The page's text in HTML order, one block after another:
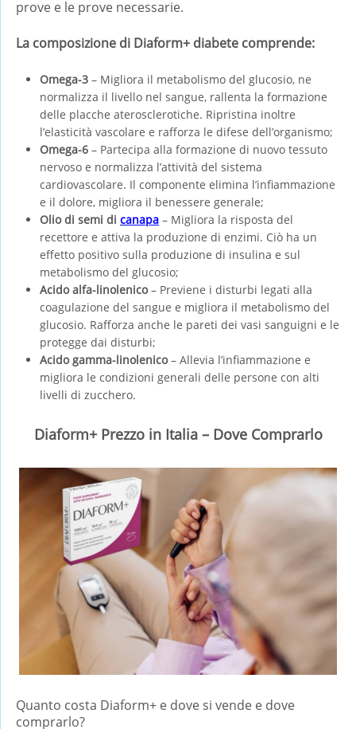
prove e le prove necessarie.
La composizione di Diaform+ diabete comprende:
Omega-3 – Migliora il metabolismo del glucosio, ne
normalizza il livello nel sangue, rallenta la formazione
delle placche aterosclerotiche. Ripristina inoltre
l’elasticità vascolare e rafforza le difese dell’organismo;
Omega-6 – Partecipa alla formazione di nuovo tessuto
nervoso e normalizza l’attività del sistema
cardiovascolare. Il componente elimina l’infiammazione
e il dolore, migliora il benessere generale;
Olio di semi di canapa – Migliora la risposta del
recettore e attiva la produzione di enzimi. Ciò ha un
effetto positivo sulla produzione di insulina e sul
metabolismo del glucosio;
Acido alfa-linolenico– Previene i disturbi legati alla
coagulazione del sangue e migliora il metabolismo del
glucosio. Rafforza anche le pareti dei vasi sanguigni e le
protegge dai disturbi;
Acido gamma-linolenico– Allevia l’infiammazione e
migliora le condizioni generali delle persone con alti
livelli di zucchero.
Diaform+ Prezzo in Italia – Dove Comprarlo
Quanto costa Diaform+ e dove si vende e dove
comprarlo?